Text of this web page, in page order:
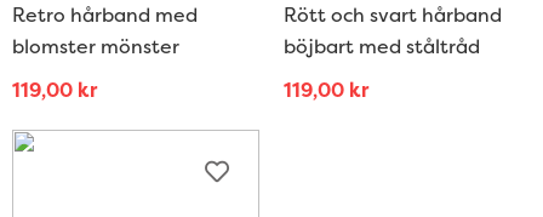
Retro hårband med
blomster mönster
119,00 kr
Rött och svart hårband
böjbart med ståltråd
119,00 kr